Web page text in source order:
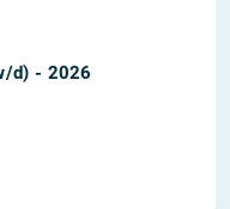
d) - 2026